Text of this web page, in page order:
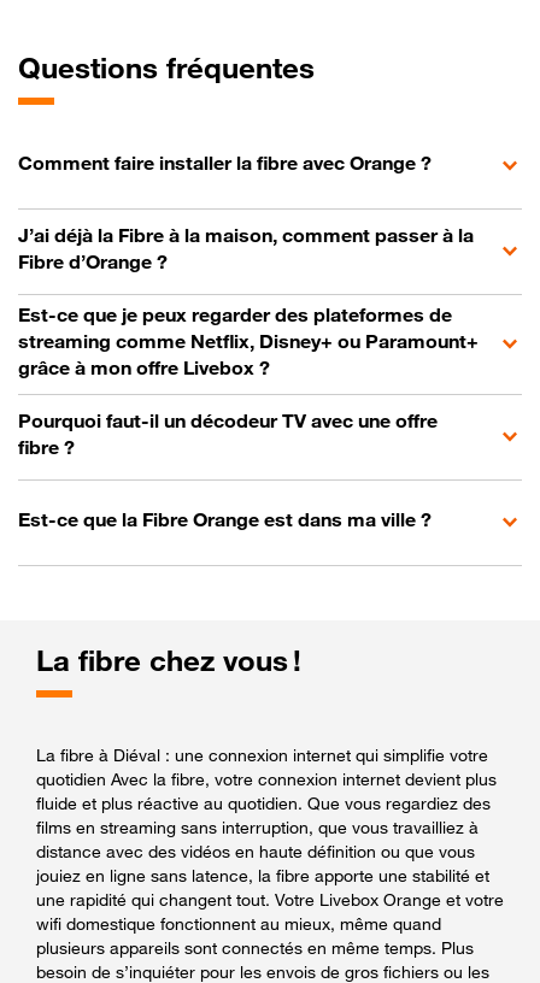
Questions fréquentes
Comment faire installer la fibre avec Orange ?
J’ai déjà la Fibre à la maison, comment passer à la
Fibre d’Orange ?
Est-ce que je peux regarder des plateformes de
streaming comme Netflix, Disney+ ou Paramount+
grâce à mon offre Livebox ?
Pourquoi faut-il un décodeur TV avec une offre
fibre ?
Est-ce que la Fibre Orange est dans ma ville ?
La fibre chez vous !
La fibre à Diéval : une connexion internet qui simplifie votre
quotidien Avec la fibre, votre connexion internet devient plus
fluide et plus réactive au quotidien. Que vous regardiez des
films en streaming sans interruption, que vous travailliez à
distance avec des vidéos en haute définition ou que vous
jouiez en ligne sans latence, la fibre apporte une stabilité et
une rapidité qui changent tout. Votre Livebox Orange et votre
wifi domestique fonctionnent au mieux, même quand
plusieurs appareils sont connectés en même temps. Plus
besoin de s’inquiéter pour les envois de gros fichiers ou les